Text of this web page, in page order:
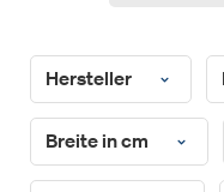
Hersteller
Breite in cm